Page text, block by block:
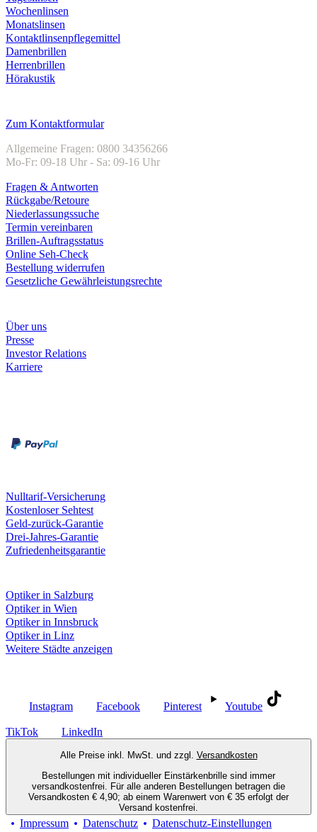
Wochenlinsen
Monatslinsen
Kontaktlinsenpflegemittel
Damenbrillen
Herrenbrillen
Hörakustik
Zum Kontaktformular
Allgemeine Fragen: 0800 34356266
Mo-Fr: 09-18 Uhr - Sa: 09-16 Uhr
Fragen & Antworten
Rückgabe/Retoure
Niederlassungssuche
Termin vereinbaren
Brillen-Auftragsstatus
Online Seh-Check
Bestellung widerrufen
Gesetzliche Gewährleistungsrechte
Über uns
Presse
Investor Relations
Karriere
Nulltarif-Versicherung
Kostenloser Sehtest
Geld-zurück-Garantie
Drei-Jahres-Garantie
Zufriedenheitsgarantie
Optiker in Salzburg
Optiker in Wien
Optiker in Innsbruck
Optiker in Linz
Weitere Städte anzeigen
Instagram Facebook Pinterest Youtube
TikTok LinkedIn
Alle Preise inkl. MwSt. und zzgl. Versandkosten
Bestellungen mit individueller Einstärkenbrille sind immer
versandkostenfrei. Für alle anderen Bestellungen betragen die
Versandkosten € 4,90; ab einem Warenwert von € 35 erfolgt der
Versand kostenfrei.
Impressum Datenschutz
Datenschutz-Einstellungen